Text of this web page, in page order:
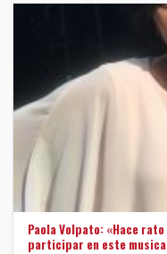
Paola Volpato: «Hace
participar en este